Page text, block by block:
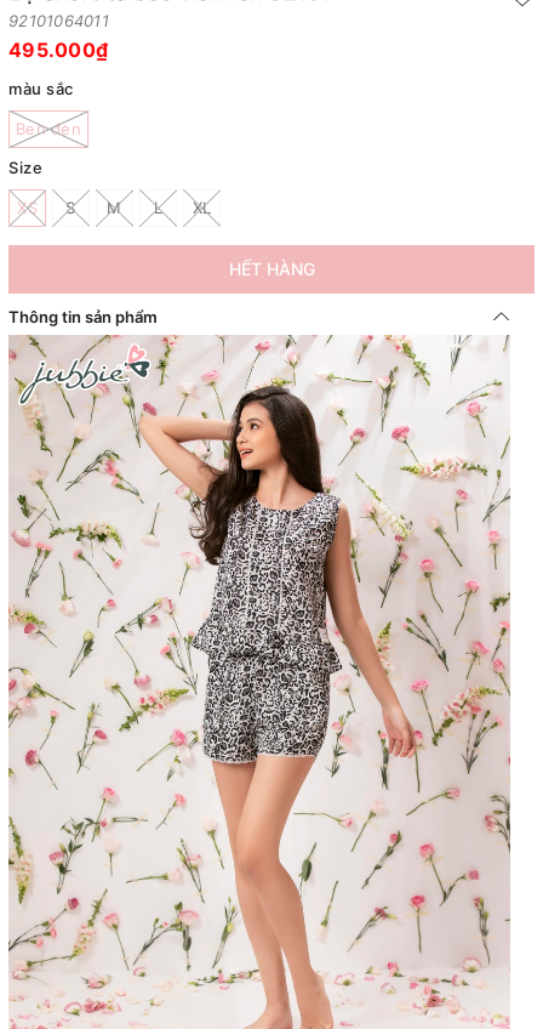
92101064011
495.000₫
màu sắc
Ben đen
Size
XS S M L XL
HẾT HÀNG
Thông tin sản phẩm